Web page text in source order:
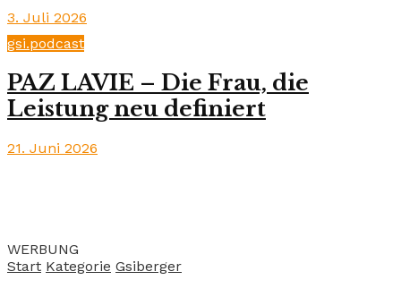
3. Juli 2026
gsi.podcast
PAZ LAVIE – Die Frau, die
Leistung neu definiert
21. Juni 2026
WERBUNG
Start Kategorie Gsiberger